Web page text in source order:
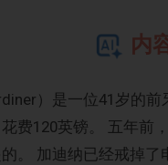
内
）是一位41岁的
费120英镑。 五年前
。 加迪纳已经戒掉